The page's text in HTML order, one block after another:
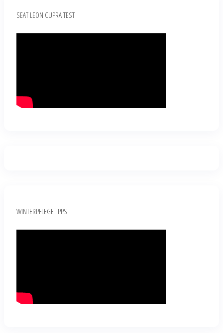
SEAT LEON CUPRA TEST
WINTERPFLEGETIPPS